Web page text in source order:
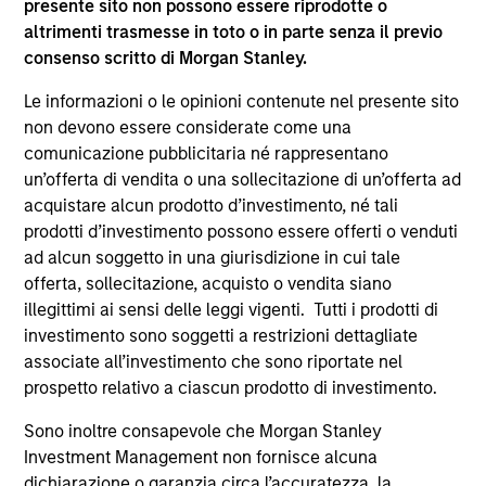
presente sito non possono essere riprodotte o
altrimenti trasmesse in toto o in parte senza il previo
consenso scritto di Morgan Stanley.
Le informazioni o le opinioni contenute nel presente sito
non devono essere considerate come una
comunicazione pubblicitaria né rappresentano
un’offerta di vendita o una sollecitazione di un’offerta ad
acquistare alcun prodotto d’investimento, né tali
prodotti d’investimento possono essere offerti o venduti
ad alcun soggetto in una giurisdizione in cui tale
offerta, sollecitazione, acquisto o vendita siano
illegittimi ai sensi delle leggi vigenti. Tutti i prodotti di
investimento sono soggetti a restrizioni dettagliate
associate all’investimento che sono riportate nel
prospetto relativo a ciascun prodotto di investimento.
Sono inoltre consapevole che Morgan Stanley
Investment Management non fornisce alcuna
supplementari per Hong Kong” (“Additional Information for
Hong Kong Investors”) all’interno del Prospetto riguarda
specificamente gli investitori di Hong Kong. Copie gratuite
documento contenente informazioni chiave per gli
investitori (KID o KIID), dello statuto e delle relazioni
annuali e semestrali e ulteriori informazioni possono
essere ottenute dal rappresentante in Svizzera. Il
rappresentante in Svizzera è Carnegie Fund Services S.A.,
11, rue du Général-Dufour, 1204 Ginevra. L’agente pagatore
in Svizzera è Banque Cantonale de Genève, 17, quai de l’Ile,
1204 Ginevra.
Se la società di gestione del Comparto in questione decide
di cessare l’accordo di commercializzazione del Comparto
in un Paese del SEE in cui esso è registrato per la vendita,
lo farà nel rispetto delle norme OICVM.
Per i termini e le definizioni riguardanti il comparto si
Tutti i dati di performance sono calcolati in base al valore
del patrimonio netto (NAV), al netto delle spese, e non